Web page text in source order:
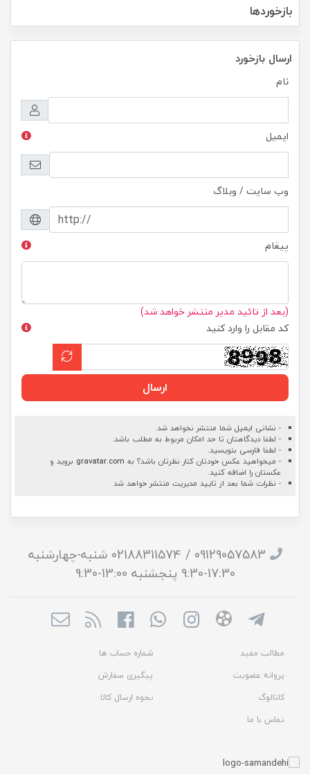
بازخوردها
ارسال بازخورد
نام
ایمیل
وب سایت / وبلاگ
پیغام
(بعد از تائید مدیر منتشر خواهد شد)
کد مقابل را وارد کنید
ارسال
- نشانی ایمیل شما منتشر نخواهد شد.
- لطفا دیدگاهتان تا حد امکان مربوط به مطلب باشد.
- لطفا فارسی بنویسید.
- میخواهید عکس خودتان کنار نظرتان باشد؟ به gravatar.com بروید و
عکستان را اضافه کنید.
- نظرات شما بعد از تایید مدیریت منتشر خواهد شد
09129057583 / 02188311574 شنبه-چهارشنبه
17:30-9:30 پنجشنبه 13:00-9:30
مطالب مفید
شماره حساب ها
پروانه عضویت
پیگیری سفارش
کاتالوگ
نحوه ارسال کالا
تماس با ما